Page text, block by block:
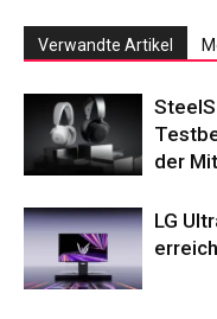
Verwandte Artikel
der
LG